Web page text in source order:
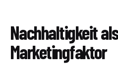
Nachhaltigkeit
Marketingfaktor